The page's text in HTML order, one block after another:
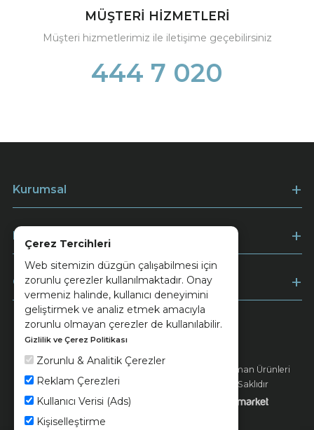
Çerez Tercihleri
Web sitemizin düzgün çalışabilmesi için
zorunlu çerezler kullanılmaktadır. Onay
vermeniz halinde, kullanıcı deneyimini
geliştirmek ve analiz etmek amacıyla
zorunlu olmayan çerezler de kullanılabilir.
Gizlilik ve Çerez Politikası
Zorunlu & Analitik Çerezler
Reklam Çerezleri
Kullanıcı Verisi (Ads)
Kişiselleştirme
MÜŞTERİ HİZMETLERİ
Müşteri hizmetlerimiz ile iletişime geçebilirsiniz
444 7 020
Kurumsal
Müşteri Hizmetleri
Ödeme
Keramika Kvkk ve Çerez Politikası
© 2026 Ünsa Madencilik Turizm Enerji Seramik Orman Ürünleri
Elektrik Üretim San. ve Tic. A.Ş. - Tüm Hakları Saklıdır